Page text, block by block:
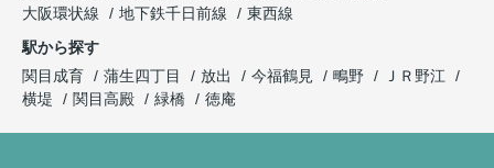
大阪環状線
地下鉄千日前線
東西線
駅から探す
関目成育
蒲生四丁目 放出 今福鶴見 鴫野
ＪＲ野江
横堤
関目高殿 緑橋 徳庵